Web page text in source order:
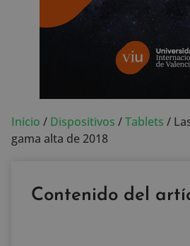
Inicio / Dispositivos /Tablets /
gama alta de 2018
Contenido del